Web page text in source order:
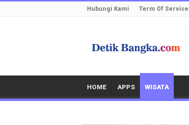
Hubungi Kami Term Of Service
HOME APPS WISATA